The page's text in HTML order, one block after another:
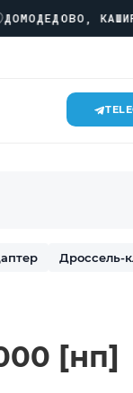
Дроссель-
[нп]